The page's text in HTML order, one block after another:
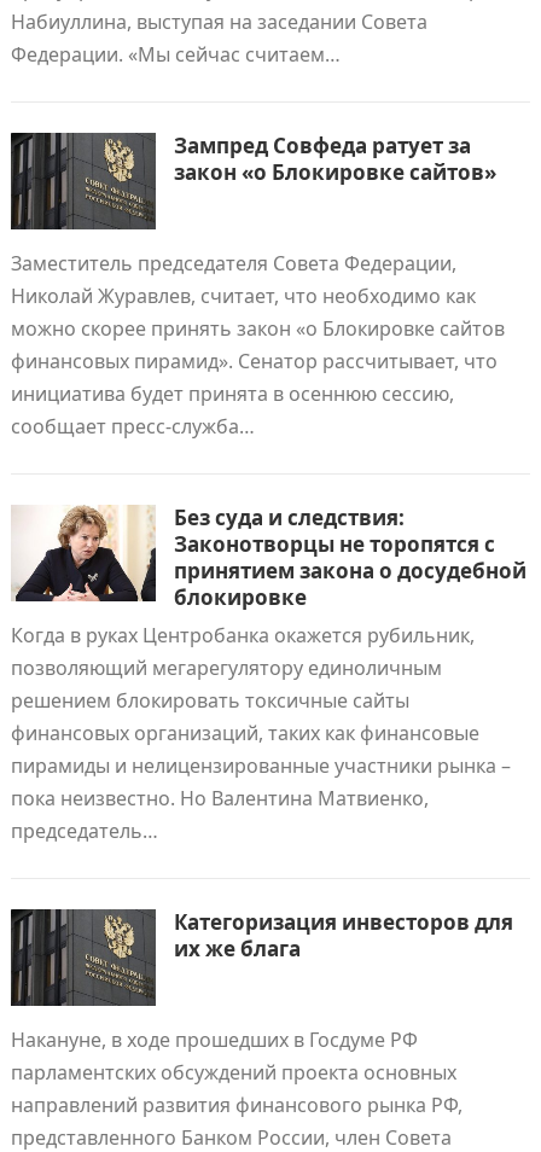
Набиуллина, выступая на заседании Совета
Федерации. «Мы сейчас считаем…
Зампред Совфеда ратует за
закон «о Блокировке сайтов»
Заместитель председателя Совета Федерации,
Николай Журавлев, считает, что необходимо как
можно скорее принять закон «о Блокировке сайтов
финансовых пирамид». Сенатор рассчитывает, что
инициатива будет принята в осеннюю сессию,
сообщает пресс-служба…
Без суда и следствия:
Законотворцы не торопятся с
принятием закона о досудебной
блокировке
Когда в руках Центробанка окажется рубильник,
позволяющий мегарегулятору единоличным
решением блокировать токсичные сайты
финансовых организаций, таких как финансовые
пирамиды и нелицензированные участники рынка –
пока неизвестно. Но Валентина Матвиенко,
председатель…
Категоризация инвесторов для
их же блага
Накануне, в ходе прошедших в Госдуме РФ
парламентских обсуждений проекта основных
направлений развития финансового рынка РФ,
представленного Банком России, член Совета